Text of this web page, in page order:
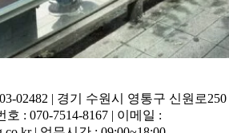
02482 | 경기 수원시 영통구 신원로250
호 : 070-7514-8167 | 이메일 :